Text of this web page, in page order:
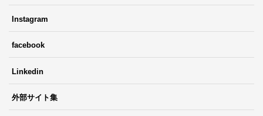
Instagram
facebook
Linkedin
外部サイト集